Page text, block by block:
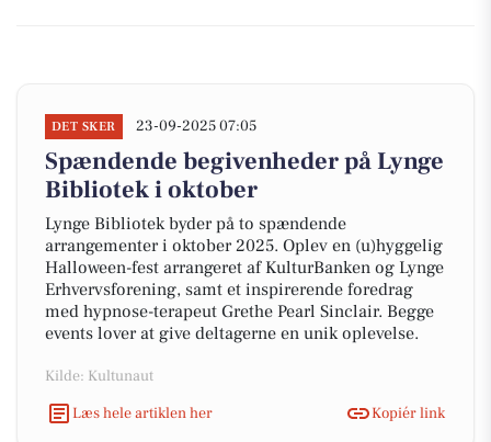
DET SKER 23-09-2025 07:05
Spændende begivenheder på Lynge
Bibliotek i oktober
Lynge Bibliotek byder på to spændende
arrangementer i oktober 2025. Oplev en (u)hyggelig
Halloween-fest arrangeret af KulturBanken og Lynge
Erhvervsforening, samt et inspirerende foredrag
med hypnose-terapeut Grethe Pearl Sinclair. Begge
events lover at give deltagerne en unik oplevelse.
Kilde: Kultunaut
Læs hele artiklen her
Kopiér link